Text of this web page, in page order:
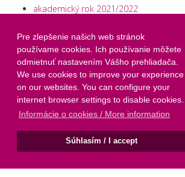
Pre zlepšenie našich web stránok
používame cookies. Ich používanie môžete
odmietnuť nastavením Vášho prehliadača.
We use cookies to improve your experience
on our websites. You can configure your
internet browser settings to disable cookies.
Informácie o cookies / More information
Súhlasím / I accept
akademický rok 2021/2022
akademický rok 2019/2020
akademický rok 2018/2019
akademický rok 2017/2018
© 2024 Fakulta humanitných vied